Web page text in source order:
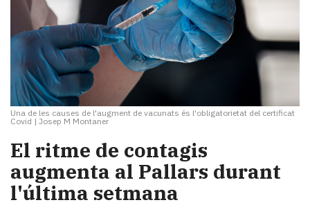
Una de les causes de l'augment de vacunats és l'obligatorietat del certificat
Covid | Josep M Montaner
El ritme de contagis
augmenta al Pallars durant
l'última setmana